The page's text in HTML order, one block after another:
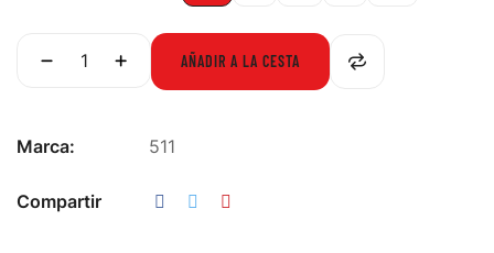
AÑADIR A LA CESTA
Marca: 511
Compartir